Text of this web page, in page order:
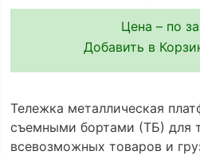
Цена – по
Добавить в
Тележка металлическая
съемными бортами (ТБ) для
всевозможных товаров и